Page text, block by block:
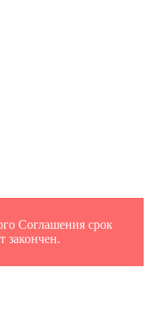
Соглашения срок
закончен.